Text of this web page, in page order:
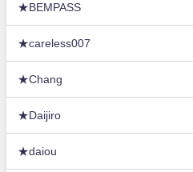
★BEMPASS
★careless007
★Chang
★Daijiro
★daiou